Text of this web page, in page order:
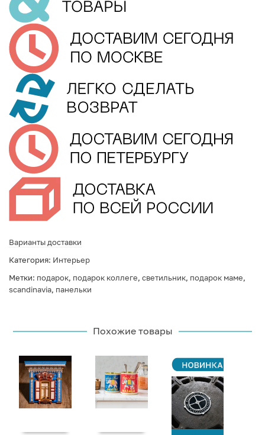
Варианты доставки
Категория: Интерьер
Метки: подарок, подарок коллеге, светильник, подарок маме,
scandinavia, панельки
Похожие товары